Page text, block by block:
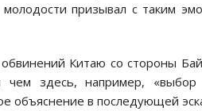
призывал с таким
Китаю со стороны
здесь, например, «выбор
объяснение в последующей